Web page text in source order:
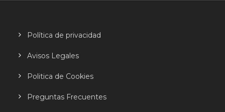
Política de privacidad
Avisos Legales
Politica de Cookies
Preguntas Frecuentes